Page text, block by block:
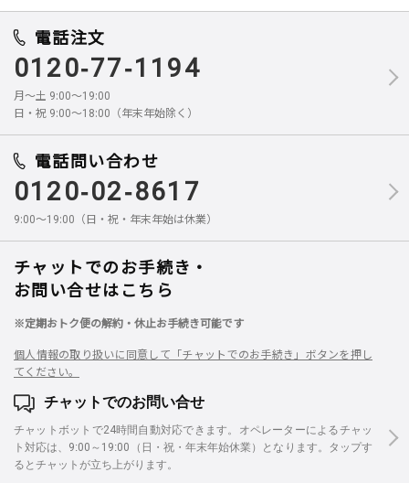
電話注文
0120-77-1194
月～土 9:00～19:00
日・祝 9:00～18:00（年末年始除く）
電話問い合わせ
0120-02-8617
9:00～19:00（日・祝・年末年始は休業）
チャットでのお手続き・
お問い合せはこちら
※定期おトク便の解約・休止お手続き可能です
個人情報の取り扱いに同意して「チャットでのお手続き」ボタンを押し
てください。
チャットでのお問い合せ
チャットボットで24時間自動対応できます。オペレーターによるチャッ
ト対応は、9:00～19:00（日・祝・年末年始休業）となります。タップす
るとチャットが立ち上がります。